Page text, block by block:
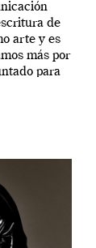
de
arte y es
más por
para